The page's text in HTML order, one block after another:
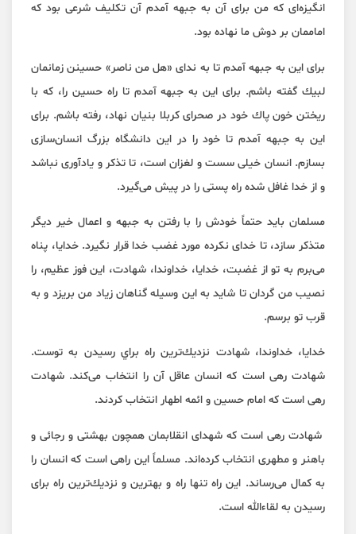
انگيزه‌ای كه من برای آن به جبهه آمدم آن تكليف شرعی بود كه
اماممان بر دوش ما نهاده بود.
برای اين به جبهه آمدم تا به ندای «هل من ناصر» حسينن زمانمان
لبيك گفته باشم. برای اين به جبهه آمدم تا راه حسين را، كه با
ريختن خون پاك خود در صحرای كربلا بنيان نهاد، رفته باشم. برای
اين به جبهه آمدم تا خود را در اين دانشگاه بزرگ انسان‌سازی
بسازم. انسان خيلی سست و لغزان است، تا تذكر و يادآوری نباشد
و از خدا غافل شده راه پستی را در پيش می‌گيرد.
مسلمان بايد حتماً خودش را با رفتن به جبهه و اعمال خير ديگر
متذكر سازد، تا خدای نكرده مورد غضب خدا قرار نگيرد. خدايا، پناه
می‌برم به تو از غضبت، خدايا، خداوندا، شهادت، اين فوز عظيم، را
نصيب من گردان تا شايد به اين وسيله گناهان زياد من بريزد و به
قرب تو برسم.
خدايا، خداوندا، شهادت نزديك‌ترين راه براي رسيدن به توست.
شهادت رهی است كه انسان عاقل آن را انتخاب می‌كند. شهادت
رهی است كه امام حسين و ائمه اطهار انتخاب كردند.
شهادت رهی است كه شهدای انقلابمان همچون بهشتی و رجائی و
باهنر و مطهری انتخاب كرده‌اند. مسلماً اين راهی است كه انسان را
به كمال می‌رساند. اين راه تنها راه و بهترين و نزديك‌ترين راه برای
رسيدن به لقاءالله است.